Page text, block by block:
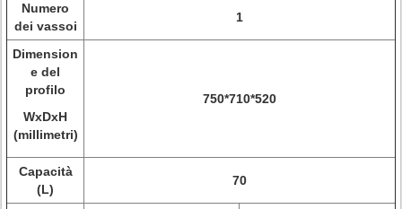
Numero
dei vassoi
1
Dimension
e del
profilo
WxDxH
(millimetri)
750*710*520
Capacità
(L)
70